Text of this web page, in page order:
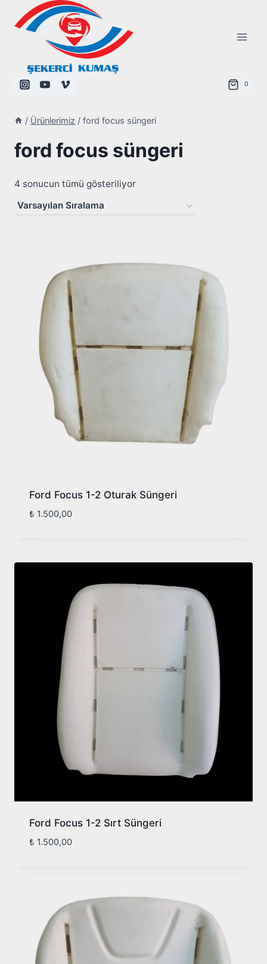
0
/ Ürünlerimiz / ford focus süngeri
ford focus süngeri
4 sonucun tümü gösteriliyor
Ford Focus 1-2 Oturak Süngeri
₺ 1.500,00
Ford Focus 1-2 Sırt Süngeri
₺ 1.500,00